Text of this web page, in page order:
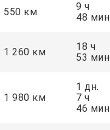
550 км
9 ч
48 мин
1 260 км
18 ч
53 мин
1 980 км
1 дн.
7 ч
46 мин